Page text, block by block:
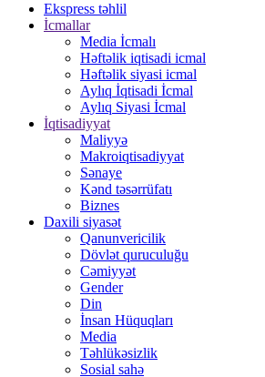
Ekspress təhlil
İcmallar
Media İcmalı
Həftəlik iqtisadi icmal
Həftəlik siyasi icmal
Aylıq İqtisadi İcmal
Aylıq Siyasi İcmal
İqtisadiyyat
Maliyyə
Makroiqtisadiyyat
Sənaye
Kənd təsərrüfatı
Biznes
Daxili siyasət
Qanunvericilik
Dövlət quruculuğu
Cəmiyyət
Gender
Din
İnsan Hüquqları
Media
Təhlükəsizlik
Sosial sahə